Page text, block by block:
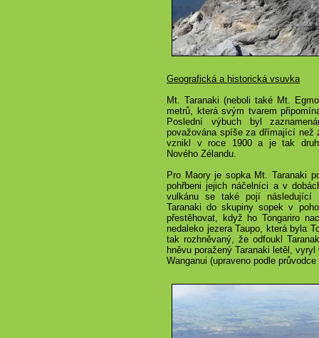
Geografická a historická vsuvka
Mt. Taranaki (neboli také Mt.
metrů, která svým tvarem
Poslední výbuch byl
považována spíše za dřímající než
vznikl v roce 1900 a je tak
Nového Zélandu.
Pro Maory je sopka Mt. Taranaki
pohřbeni jejich náčelníci a v
vulkánu se také pojí
Taranaki do skupiny sopek v
přestěhovat, když ho Tongariro
nedaleko jezera Taupo, která byla
tak rozhněvaný, že odfoukl
hněvu poražený Taranaki letěl,
Wanganui (upraveno podle